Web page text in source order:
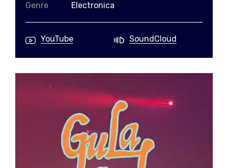
Genre
Electronica
YouTube SoundCloud